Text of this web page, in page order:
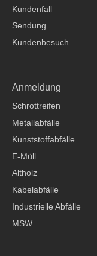
Kundenfall
Sendung
Kundenbesuch
Anmeldung
Schrottreifen
Metallabfälle
Kunststoffabfälle
E-Müll
Altholz
Kabelabfälle
Industrielle Abfälle
MSW